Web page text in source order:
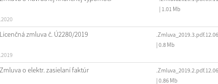
| 1.01 Mb
Licenčná zmluva č. Ú2280/2019
| 0.8 Mb
Zmluva o elektr. zasielaní faktúr
| 0.86 Mb